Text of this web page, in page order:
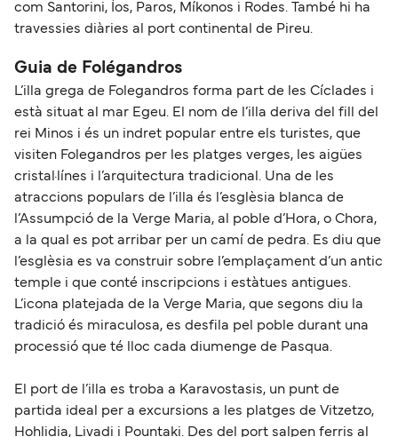
com Santorini, Íos, Paros, Míkonos i Rodes. També hi ha
travessies diàries al port continental de Pireu.
Guia de Folégandros
L’illa grega de Folegandros forma part de les Cíclades i
està situat al mar Egeu. El nom de l’illa deriva del fill del
rei Minos i és un indret popular entre els turistes, que
visiten Folegandros per les platges verges, les aigües
cristal·línes i l’arquitectura tradicional. Una de les
atraccions populars de l’illa és l’esglèsia blanca de
l’Assumpció de la Verge Maria, al poble d’Hora, o Chora,
a la qual es pot arribar per un camí de pedra. Es diu que
l’esglèsia es va construir sobre l’emplaçament d’un antic
temple i que conté inscripcions i estàtues antigues.
L’icona platejada de la Verge Maria, que segons diu la
tradició és miraculosa, es desfila pel poble durant una
processió que té lloc cada diumenge de Pasqua.
El port de l’illa es troba a Karavostasis, un punt de
partida ideal per a excursions a les platges de Vitzetzo,
Hohlidia, Livadi i Pountaki. Des del port salpen ferris al